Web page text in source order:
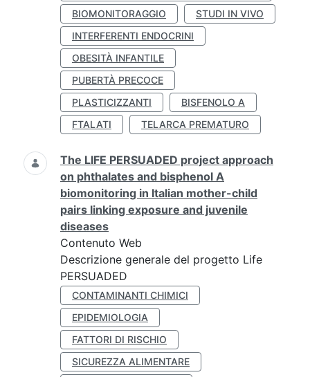
BIOMONITORAGGIO
STUDI IN VIVO
INTERFERENTI ENDOCRINI
OBESITÀ INFANTILE
PUBERTÀ PRECOCE
PLASTICIZZANTI
BISFENOLO A
FTALATI
TELARCA PREMATURO
The LIFE PERSUADED project approach
on phthalates and bisphenol A
biomonitoring in Italian mother-child
pairs linking exposure and juvenile
diseases
Contenuto Web
Descrizione generale del progetto Life
PERSUADED
CONTAMINANTI CHIMICI
EPIDEMIOLOGIA
FATTORI DI RISCHIO
SICUREZZA ALIMENTARE